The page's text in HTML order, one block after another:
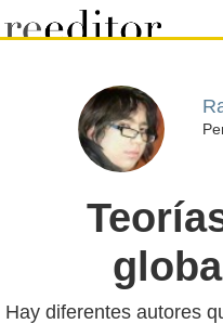
Hay diferentes autores